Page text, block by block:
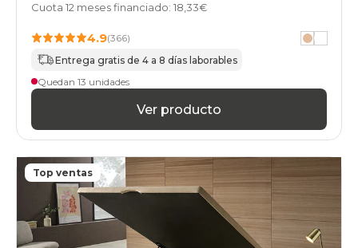
canapes-
doble
frontal
black-
canapes-
80x190cm-
unfrente
apertura-
frontal
Cuota 12 meses financiado: 18,33€
4.9(366)
Entrega gratis de 4 a 8 días laborables
Quedan 13 unidades
Ver producto
Top ventas